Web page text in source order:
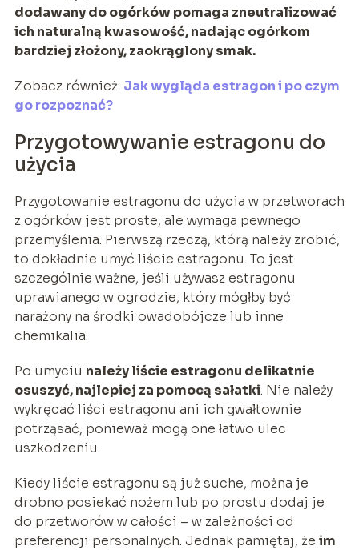
dodawany do ogórków pomaga zneutralizować
ich naturalną kwasowość, nadając ogórkom
bardziej złożony, zaokrąglony smak.
Zobacz również: Jak wygląda estragon i po czym
go rozpoznać?
Przygotowywanie estragonu do
użycia
Przygotowanie estragonu do użycia w przetworach
z ogórków jest proste, ale wymaga pewnego
przemyślenia. Pierwszą rzeczą, którą należy zrobić,
to dokładnie umyć liście estragonu. To jest
szczególnie ważne, jeśli używasz estragonu
uprawianego w ogrodzie, który mógłby być
narażony na środki owadobójcze lub inne
chemikalia.
Po umyciu należy liście estragonu delikatnie
osuszyć, najlepiej za pomocą sałatki. Nie należy
wykręcać liści estragonu ani ich gwałtownie
potrząsać, ponieważ mogą one łatwo ulec
uszkodzeniu.
Kiedy liście estragonu są już suche, można je
drobno posiekać nożem lub po prostu dodaj je
do przetworów w całości – w zależności od
preferencji personalnych. Jednak pamiętaj, że im